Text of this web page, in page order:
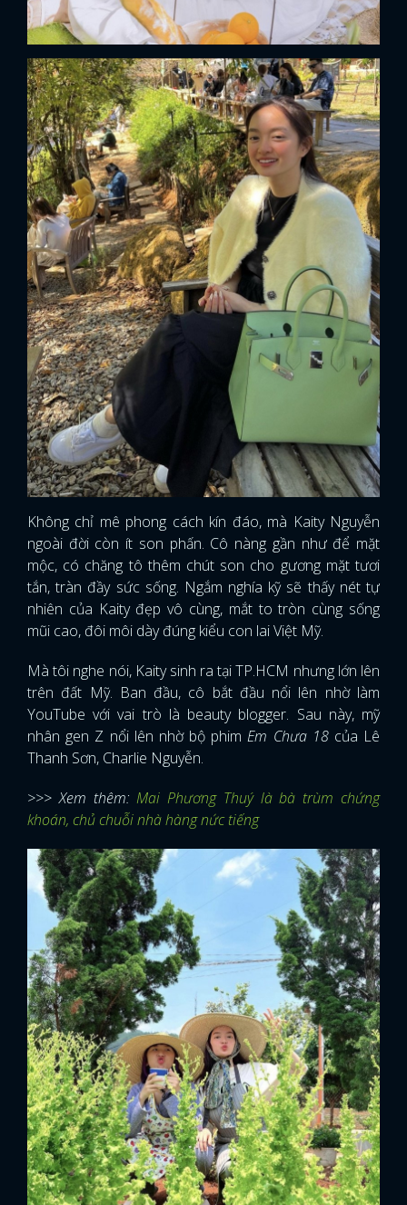
FACEBOOK GOOGLE
Không chỉ mê phong cách kín đáo, mà Kaity Nguyễn
ngoài đời còn ít son phấn. Cô nàng gần như để mặt
mộc, có chăng tô thêm chút son cho gương mặt tươi
tắn, tràn đầy sức sống. Ngắm nghía kỹ sẽ thấy nét tự
nhiên của Kaity đẹp vô cùng, mắt to tròn cùng sống
mũi cao, đôi môi dày đúng kiểu con lai Việt Mỹ.
Mà tôi nghe nói, Kaity sinh ra tại TP.HCM nhưng lớn lên
trên đất Mỹ. Ban đầu, cô bắt đầu nổi lên nhờ làm
YouTube với vai trò là beauty blogger. Sau này, mỹ
nhân gen Z nổi lên nhờ bộ phimEm Chưa 18 của Lê
Thanh Sơn, Charlie Nguyễn.
>>> Xem thêm:Mai Phương Thuý là bà trùm chứng
khoán, chủ chuỗi nhà hàng nức tiếng